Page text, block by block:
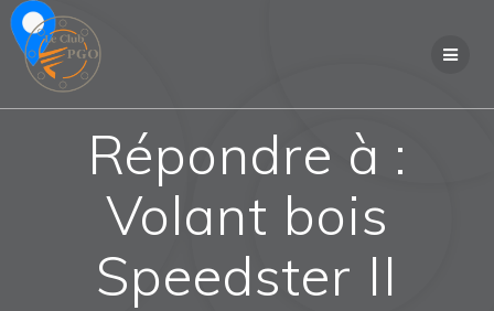
Répondre à :
Volant bois
Speedster II